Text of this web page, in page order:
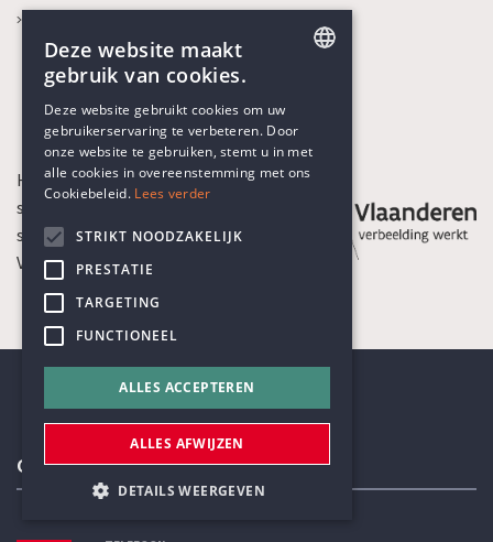
Het Humanistisch Verbond is een
sociaal-culturele organisatie die
subsidies ontvangt van de
Vlaamse Gemeenschap
Contactgegevens
DUTCH
Deze website maakt
gebruik van cookies.
Deze website gebruikt cookies om uw
gebruikerservaring te verbeteren. Door
onze website te gebruiken, stemt u in met
alle cookies in overeenstemming met ons
Cookiebeleid. Lees verder
STRIKT NOODZAKELIJK
PRESTATIE
TARGETING
FUNCTIONEEL
ALLES ACCEPTEREN
ALLES AFWIJZEN
DETAILS WEERGEVEN